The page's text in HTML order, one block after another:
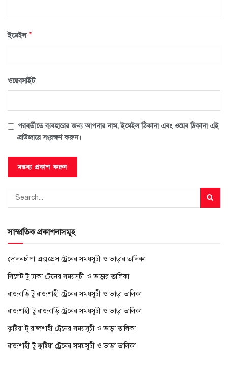
ইমেইল*
ওয়েবসাইট
পরবর্তীতে ব্যবহারের জন্য আপনার নাম, ইমেইল ঠিকানা এবং ওয়েব ঠিকানা এই
ব্রাউজারে সংরক্ষণ করুন।
সাম্প্রতিক প্রকাশনাসমূহ
দোলনচাঁপা এক্সপ্রেস ট্রেনের সময়সূচী ও ভাড়ার তালিকা
সিলেট টু ঢাকা ট্রেনের সময়সূচী ও ভাড়ার তালিকা
রাজবাড়ি টু রাজশাহী ট্রেনের সময়সূচী ও ভাড়া তালিকা
রাজশাহী টু রাজবাড়ি ট্রেনের সময়সূচী ও ভাড়া তালিকা
কুষ্টিয়া টু রাজশাহী ট্রেনের সময়সূচী ও ভাড়া তালিকা
রাজশাহী টু কুষ্টিয়া ট্রেনের সময়সূচী ও ভাড়া তালিকা